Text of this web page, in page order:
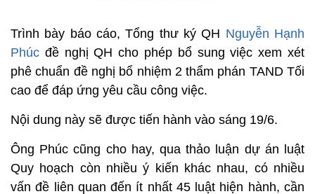
Trình bày báo cáo, Tổng thư ký QH Nguyễn Hạnh
Phúc đề nghị QH cho phép bổ sung việc xem xét
phê chuẩn đề nghị bổ nhiệm 2 thẩm phán TAND Tối
cao để đáp ứng yêu cầu công việc.
Nội dung này sẽ được tiến hành vào sáng 19/6.
Ông Phúc cũng cho hay, qua thảo luận dự án luật
Quy hoạch còn nhiều ý kiến khác nhau, có nhiều
vấn đề liên quan đến ít nhất 45 luật hiện hành, cần